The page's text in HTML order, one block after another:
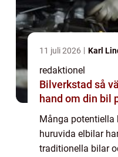
11 juli 2026 Karl
redaktionel
Bilverkstad så väljer du rätt och tar
hand om din bil
Många potentiella
huruvida elbilar
traditionella bilar